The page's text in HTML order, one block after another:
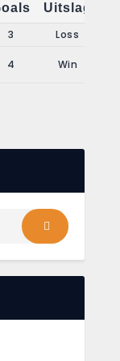
Uitslag
3
Loss
4 Win